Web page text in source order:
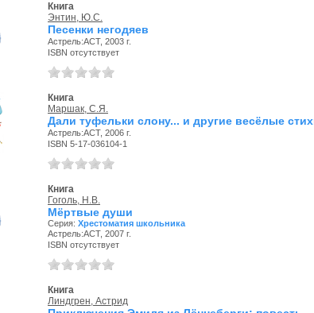
Книга
Энтин, Ю.С.
Песенки негодяев
Астрель:АСТ, 2003 г.
ISBN отсутствует
Книга
Маршак, С.Я.
Дали туфельки слону... и другие весёлые
Астрель:АСТ, 2006 г.
ISBN 5-17-036104-1
Книга
Гоголь, Н.В.
Мёртвые души
Серия: Хрестоматия школьника
Астрель:АСТ, 2007 г.
ISBN отсутствует
Книга
Линдгрен, Астрид